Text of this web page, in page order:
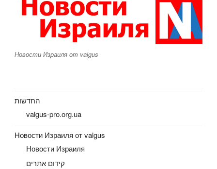
Новости Израиля от valgus
החדשות
valgus-pro.org.ua
Новости Израиля от valgus
Новости Израиля
קידום אתרים